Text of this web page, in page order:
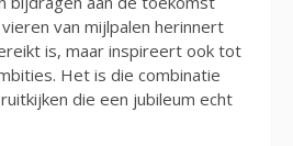
van mijlpalen herinnert
is, maar inspireert ook tot
Het is die combinatie
die een jubileum echt